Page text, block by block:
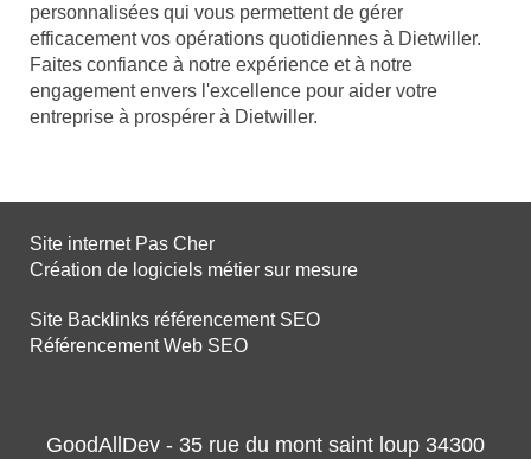
personnalisées qui vous permettent de gérer
efficacement vos opérations quotidiennes à Dietwiller.
Faites confiance à notre expérience et à notre
engagement envers l'excellence pour aider votre
entreprise à prospérer à Dietwiller.
Site internet Pas Cher
Création de logiciels métier sur mesure
Site Backlinks référencement SEO
Référencement Web SEO
GoodAllDev - 35 rue du mont saint loup 34300